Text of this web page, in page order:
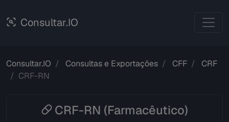
Consultar.IO
Consultar.IO Consultas e Exportações CFF
CRF
CRF-RN
CRF-RN (Farmacêutico)